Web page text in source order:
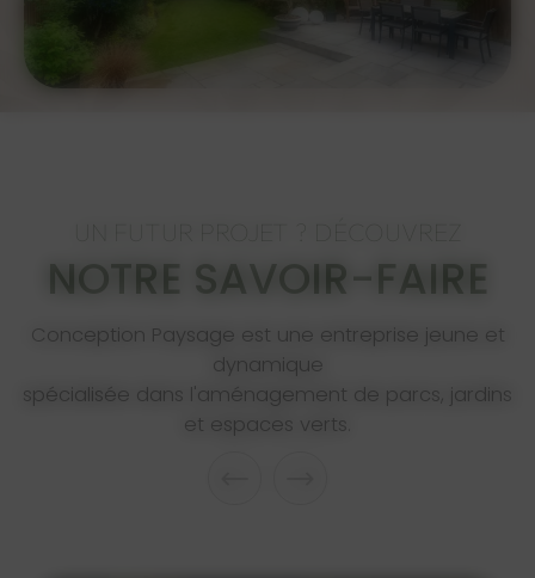
NOTRE SAVOIR-FAIRE
Conception Paysage est une entreprise jeune et
dynamique
spécialisée dans l'aménagement de parcs, jardins
et espaces verts.